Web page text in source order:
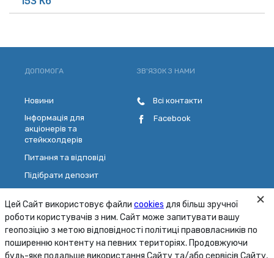
Цей Сайт використовує файли cookies для більш зручної
роботи користувачів з ним. Сайт може запитувати вашу
геопозіцію з метою відповідності політиці правовласників по
поширенню контенту на певних територіях. Продовжуючи
будь-яке подальше використання Сайту та/або сервісів Сайту,
ДОПОМОГА
Новини
Інформація для
акціонерів та
стейкхолдерів
Питання та відповіді
Підібрати депозит
Обрати платіжну картку
Зворотній зв'язок
ЗВ'ЯЗОК З НАМИ
Всі контакти
Facebook